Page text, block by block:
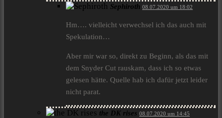
Sephiroth 08.07.2020 um 18:02
Hm…. vielleicht verwechsel ich das auch mit
Spekulation…
Aber mir war so, direkt zu Beginn, als das mit
dem Snyder Cut rauskam, dass ich so etwas
gelesen hätte. Quelle hab ich dafür jetzt leider
nicht parat.
the DK rises 08.07.2020 um 14:45